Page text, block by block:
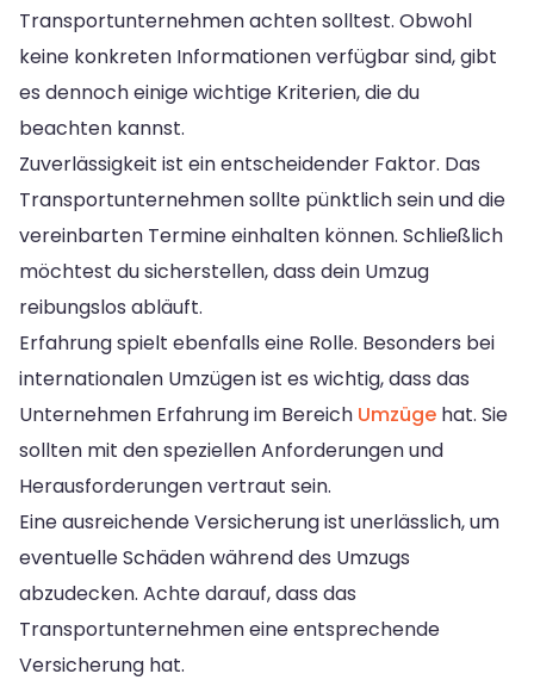
Transportunternehmen achten solltest. Obwohl
keine konkreten Informationen verfügbar sind, gibt
es dennoch einige wichtige Kriterien, die du
beachten kannst.
Zuverlässigkeit ist ein entscheidender Faktor. Das
Transportunternehmen sollte pünktlich sein und die
vereinbarten Termine einhalten können. Schließlich
möchtest du sicherstellen, dass dein Umzug
reibungslos abläuft.
Erfahrung spielt ebenfalls eine Rolle. Besonders bei
internationalen Umzügen ist es wichtig, dass das
Unternehmen Erfahrung im Bereich Umzüge hat. Sie
sollten mit den speziellen Anforderungen und
Herausforderungen vertraut sein.
Eine ausreichende Versicherung ist unerlässlich, um
eventuelle Schäden während des Umzugs
abzudecken. Achte darauf, dass das
Transportunternehmen eine entsprechende
Versicherung hat.